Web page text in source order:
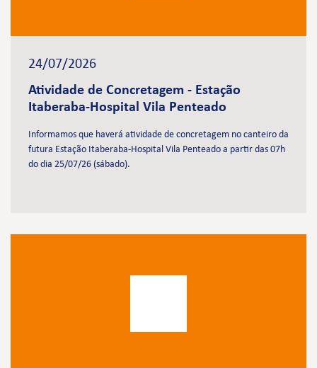
24/07/2026
Atividade de Concretagem - Estação
Itaberaba-Hospital Vila Penteado
Informamos que haverá atividade de concretagem no canteiro da
futura Estação Itaberaba-Hospital Vila Penteado a partir das 07h
do dia 25/07/26 (sábado).